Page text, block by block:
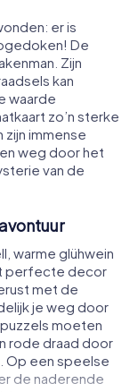
er is
De
Zijn
kan
waarde
zo’n sterke
immense
weg door het
van de
warme glühwein
perfecte decor
met de
je weg door
moeten
rode draad door
Op een speelse
de naderende